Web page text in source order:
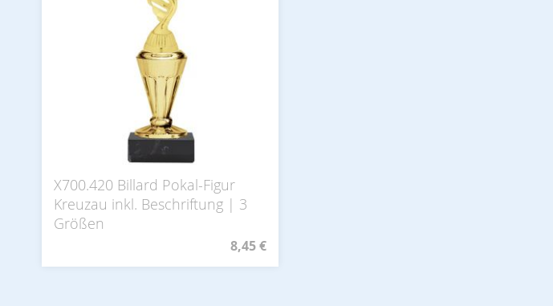
X700.420 Billard Pokal-Figur
Kreuzau inkl. Beschriftung | 3
Größen
8,45 €